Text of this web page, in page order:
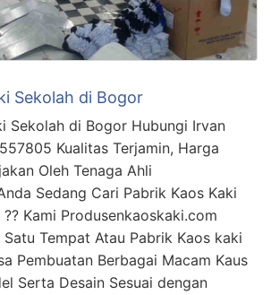
Sekolah di Bogor
Sekolah di Bogor Hubungi Irvan
Kualitas Terjamin, Harga
Oleh Tenaga Ahli
Sedang Cari Pabrik Kaos Kaki
Kami Produsenkaoskaki.com
Satu Tempat Atau Pabrik Kaos kaki
Pembuatan Berbagai Macam Kaus
Serta Desain Sesuai dengan